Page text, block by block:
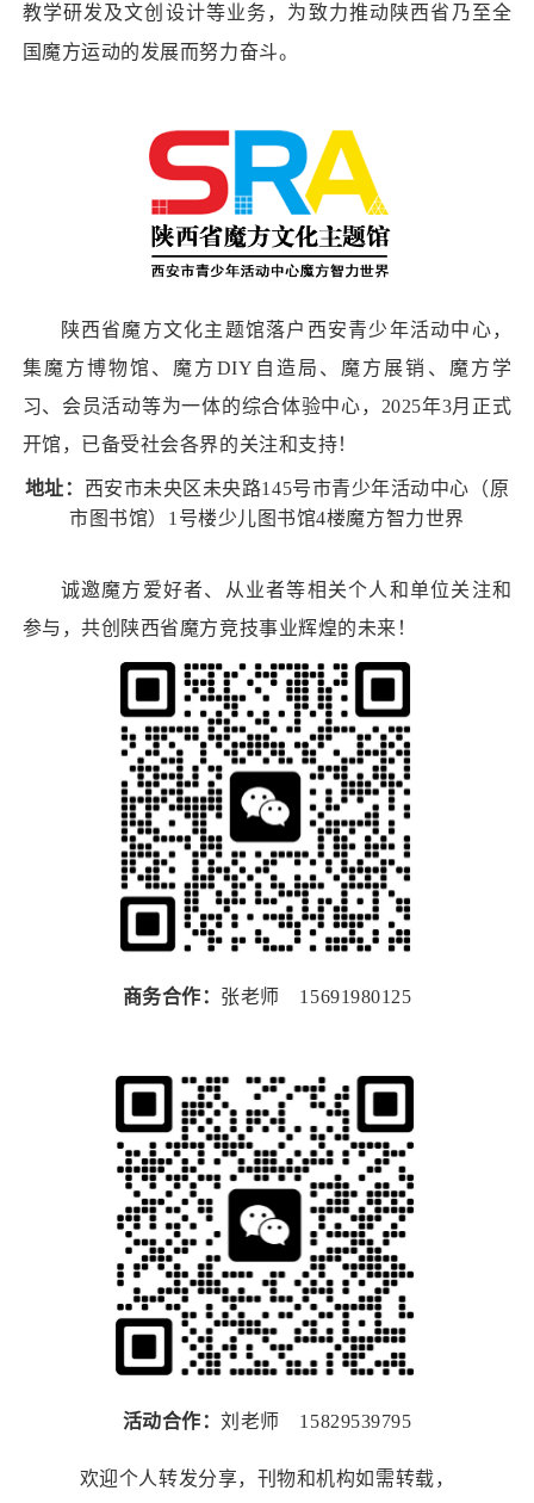
教学研发及文创设计等业务，为致力推动陕西省乃至全
国魔方运动的发展而努力奋斗。
陕西省魔方文化主题馆落户西安青少年活动中心，
集魔方博物馆、魔方DIY自造局、魔方展销、魔方学
习、会员活动等为一体的综合体验中心，2025年3月正式
开馆，已备受社会各界的关注和支持！
地址： 西安市未央区未央路145号市青少年活动中心（原
市图书馆）1号楼少儿图书馆4楼魔方智力世界
诚邀魔方爱好者、从业者等相关个人和单位关注和
参与，共创陕西省魔方竞技事业辉煌的未来！
商务合作： 张老师 15691980125
活动合作：刘老师 15829539795
欢迎个人转发分享，刊物和机构如需转载，